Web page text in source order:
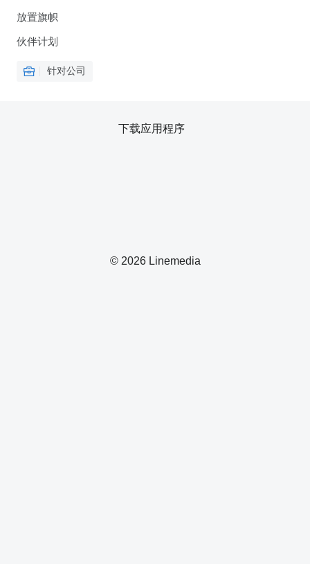
放置旗帜
伙伴计划
针对公司
© 2026 Linemedia
下载应用程序